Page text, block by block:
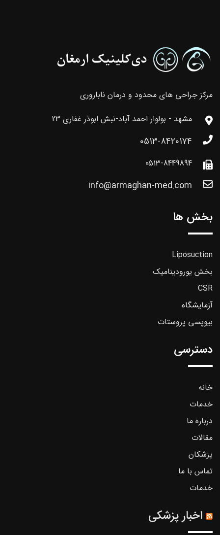
مرکز جراحی های محدود و درمان ناباروری
مشهد - بولوار احمد آباد-نبش ابوذر غفاری 23
0513-8420174
0513-8449894
info@armaghan-med.com
بخش ها
Liposuction
بخش یورودینامیک
CSR
آزمایشگاه
بیوپسی پروستات
دسترسی
خانه
خدمات
درباره ما
مقالات
پزشکان
تماس با ما
خدمات
اخبار پزشکی